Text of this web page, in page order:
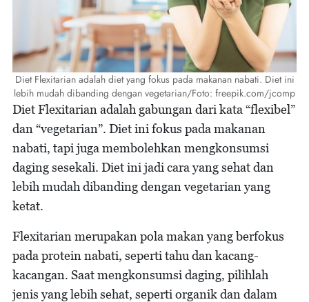
Diet Flexitarian adalah diet yang fokus pada makanan nabati. Diet ini
lebih mudah dibanding dengan vegetarian/Foto: freepik.com/jcomp
Diet Flexitarian adalah gabungan dari kata “flexibel”
dan “vegetarian”. Diet ini fokus pada makanan
nabati, tapi juga membolehkan mengkonsumsi
daging sesekali. Diet ini jadi cara yang sehat dan
lebih mudah dibanding dengan vegetarian yang
ketat.
Flexitarian merupakan pola makan yang berfokus
pada protein nabati, seperti tahu dan kacang-
kacangan. Saat mengkonsumsi daging, pilihlah
jenis yang lebih sehat, seperti organik dan dalam